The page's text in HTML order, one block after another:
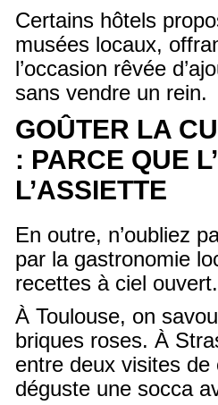
Certains hôtels
musées locaux,
l’occasion rêvée
sans vendre un rein.
GOÛTER LA
: PARCE QUE
L’ASSIETTE
En outre, n’oubliez
par la gastronomie
recettes à ciel ouvert.
À Toulouse, on
briques roses. À
entre deux visites
déguste une socca